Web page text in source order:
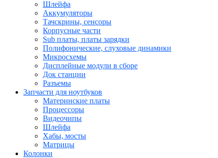
Шлейфа
Аккумуляторы
Тачскрины, сенсоры
Корпусные части
Sub платы, платы зарядки
Полифонические, слуховые динамики
Микросхемы
Дисплейные модули в сборе
Док станции
Разъемы
Запчасти для ноутбуков
Материнские платы
Процессоры
Видеочипы
Шлейфа
Хабы, мосты
Матрицы
Колонки